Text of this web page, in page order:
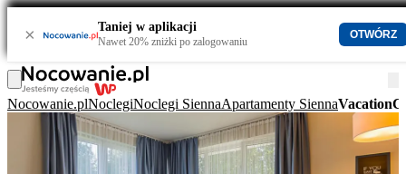
× Taniej w aplikacji
Nawet 20% zniżki po zalogowaniu
OTWÓRZ
Nocowanie.plNoclegiNoclegi SiennaApartamenty Sienna